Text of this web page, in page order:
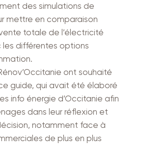
des simulations de
mettre en comparaison
totale de l’électricité
différentes options
ont souhaité
guide, qui avait été élaboré
info énergie d’Occitanie afin
dans leur réflexion et
notamment face à
de plus en plus